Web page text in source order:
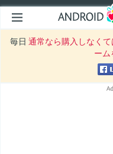
毎日 通常なら購入しなく
ーム